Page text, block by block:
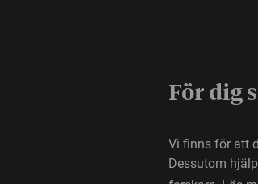
För dig
Vi finns för att
Dessutom